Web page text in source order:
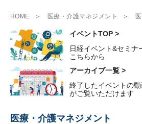
HOME 医療・介護マネジメント 医
イベントTOP >
日経イベント&セミナ
こちらから
アーカイブ一覧 >
終了したイベントの
がご覧いただけます
医療・介護マネジメント